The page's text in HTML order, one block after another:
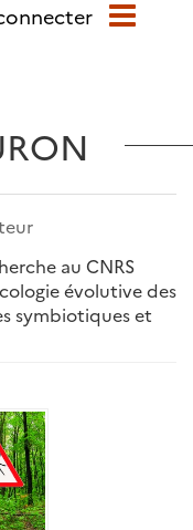
au CNRS
évolutive des
symbiotiques et